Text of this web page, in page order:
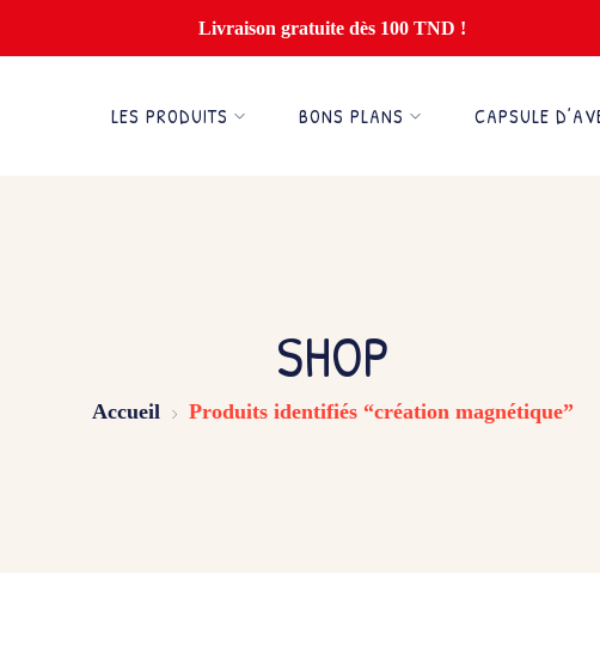
Livraison gratuite dès 100 TND !
LES PRODUITS BONS PLANS CAPSULE
SHOP
Accueil Produits identifiés “création magnétique”